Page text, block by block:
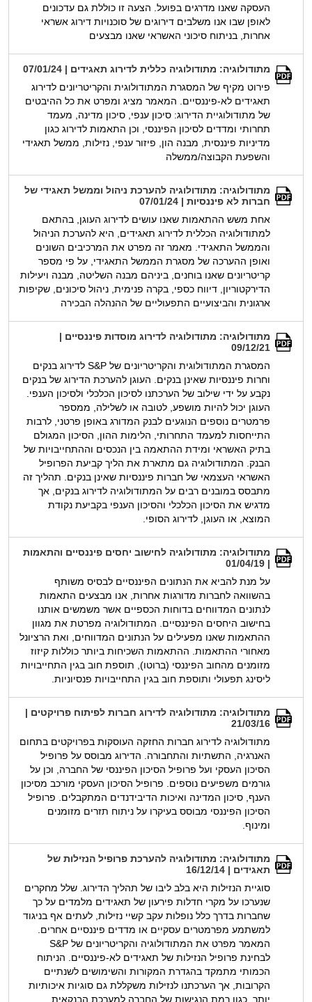
העסקה שאנו מדרגים בפועל. הצעה זו כוללת גם עדכונים
לאופן שבו אנו משלבים דירוגים של סוכנויות דירוג אשראי
אחרות, בניתוח סיכוני האשראי שאנו מבצעים
מתודולוגיה: מתודולוגיה כללית לדירוג תאגידים | 07/01/24
פירוט מקיף של המסגרת המתודולוגית והקריטריונים לדירוג
תאגידים לא-פיננסיים. המאמר מציג ומפרט את כל ההיבטים
של מתודולוגיית הדירוג: סיכון ענפי, סיכון מדינה, מעמד
תחרותי ומדדים לסיכון הפיננסי, וכן התאמות לדירוג כגון
מדיניות פיננסית, מבנה הון, פיזור ענפי, נזילות, ממשל תאגידי
והשפעת הקבוצה/ממשלה
מתודולוגיה: מתודולוגיה להערכת ניהול וממשל תאגידי של
חברות לא פיננסיות | 07/01/24
אחת משש ההתאמות שאנו עושים לדירוג העוגן, בהתאם
למתודולוגיה הכללית לדירוג תאגידים, היא להערכת הניהול
והממשל התאגידי. מאמר זה מפרט את המרכיבים השונים
ואופן ההערכה של מסגרת הממשל התאגידי, על פי מספר
קריטריונים שאנו בוחנים, ביניהם מבנה השליטה, מבנה ויעילות
הדירקטוריון, דיווח כספי, בקרה פנימית, ניהול סיכונים, שקיפות
ארגונית והביצועיים התפעוליים של ההנהלה הבכירה
מתודולוגיה: מתודולוגיה לדירוג מוסדות פיננסיים |
09/12/21
המסגרת המתודולוגית והקריטריונים של S&P לדירוג בנקים
וחרות פיננסיות שאינן בנקים. העוגן להערכת הדירוג של בנקים
נקבע על ידי שילוב של הערכתנו לסיכון הכלכלי ולסיכון הענפי.
העוגן יכול להיות מושפע, לטובה או לשלילה, ממספר
פרמטרים נוספים הנוגעים לבנק המדורג באופן פרטני, לרבות
התייחסות למעמד התחרותי, הלימות ההון, הסיכון המגולם
בתיק האשראי ומידת ההתאמה בין הנכסים וההתחייבויות של
הבנק. המתודולוגיה גם מתארת את הליך קביעת הפרופיל
האשראי העצמאי של חברות פיננסיות שאינן בנקים. תהליך זה
מתבסס במובנים רבים על המתודולוגיה לדירוג בנקים, אך
מדגיש את הסיכון הכלכלי והסיכון הענפי בקביעת נקודת
המוצא, או העוגן, לדירוג הסופי.
מתודולוגיה: מתודולוגיה לחישוב יחסים פיננסיים והתאמות
| 01/04/19
על מנת להביא את הנתונים הפיננסיים לבסיס משותף
בהשוואה לחברות מדורגות אחרות, אנו מבצעים התאמות
לנתונים המדווחים בדוחות הכספיים אשר משמשים אותנו
בחישוב היחסים הפיננסיים. המתודולוגיה מפרטת את מגוון
ההתאמות שאנו מפעילים על הנתונים המדווחים, ואת הרציונל
מאחורי ההתאמות. ההתאמות השכיחות ביותר כוללות קיזוז
מזומנים מהחוב הפיננסי (ברוטו), תוספת חוב בגין התחייבויות
ליסינג תפעולי ותוספת חוב בגין התחייבויות פנסיוניות.
מתודולוגיה: מתודולוגיה לדירוג חברות לפיתוח פרויקטים |
21/03/16
מתודולוגיה לדירוג חברות החזקה העוסקות בפרויקטים בתחום
האנרגיה, התשתיות והתחבורה. הדירוג מבוסס על פרופיל
הסיכון העסקי ועל פרופיל הסיכון הפיננסי של החברה, וכן על
גורמים משפיעים נוספים. פרופיל הסיכון העסקי מורכב מסיכון
הענף, סיכון המדינה ואיכות הדיבידנדים המתקבלים. פרופיל
הסיכון הפיננסי מבוסס בעיקרו על ניתוח תזרים מזומנים
ומינוף.
מתודולוגיה: מתודולוגיה להערכת פרופיל הנזילות של
תאגידים | 16/12/14
סוגיית הנזילות היא בלב ליבו של תהליך הדירוג. שלל מחקרים
שנערכו על מקרי חדלות פירעון של תאגידים מלמדים על כך
שחברות בדרך כלל נופלות עקב קשיי נזילות, לעתים אף בניגוד
למשתמע מפרמטרים עסקיים או מדדים פיננסיים אחרים.
המאמר מפרט את המתודולוגיה והקריטריונים של S&P
לבחינת פרופיל הנזילות של תאגידים לא-פיננסיים. הניתוח
הכמותי מתמקד בהגדרת המקורות והשימושים לשנתיים
הקרובות, אך הערכתנו לנזילות משקללת גם סוגיות איכותיות
יותר, כגון רמת הנגישות של החברה למערכת הבנקאית